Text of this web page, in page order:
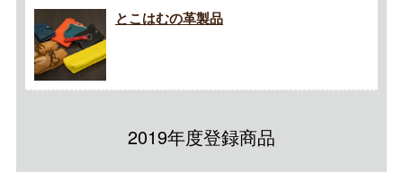
とこはむの革製品
2019年度登録商品